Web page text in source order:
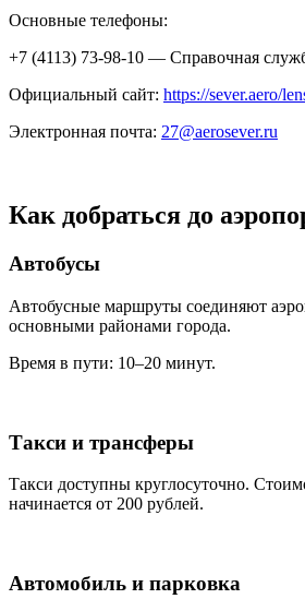
Основные телефоны:
+7 (4113) 73-98-10 — Справочная
Официальный сайт: https://sever.aero/
Электронная почта: 27@aerosever.ru
Как добраться до
Автобусы
Автобусные маршруты соединяют
основными районами города.
Время в пути: 10–20 минут.
Такси и трансферы
Такси доступны круглосуточно.
начинается от 200 рублей.
Автомобиль и парковка